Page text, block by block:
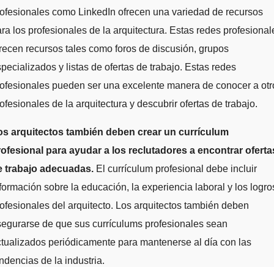
como LinkedIn ofrecen una variedad de recursos
los profesionales de la arquitectura. Estas redes
recursos tales como foros de discusión, grupos
y listas de ofertas de trabajo. Estas redes
pueden ser una excelente manera de conocer a
de la arquitectura y descubrir ofertas de trabajo.
arquitectos también deben crear un currículum
para ayudar a los reclutadores a encontrar
trabajo adecuadas. El currículum profesional debe incluir
sobre la educación, la experiencia laboral y los
del arquitecto. Los arquitectos también deben
de que sus currículums profesionales sean
periódicamente para mantenerse al día con las
de la industria.